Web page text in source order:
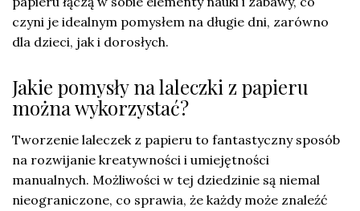
czyni je idealnym pomysłem na długie dni, zarówno
dla dzieci, jak i dorosłych.
Jakie pomysły na laleczki z papieru
można wykorzystać?
Tworzenie laleczek z papieru to fantastyczny sposób
na rozwijanie kreatywności i umiejętności
manualnych. Możliwości w tej dziedzinie są niemal
nieograniczone, co sprawia, że każdy może znaleźć